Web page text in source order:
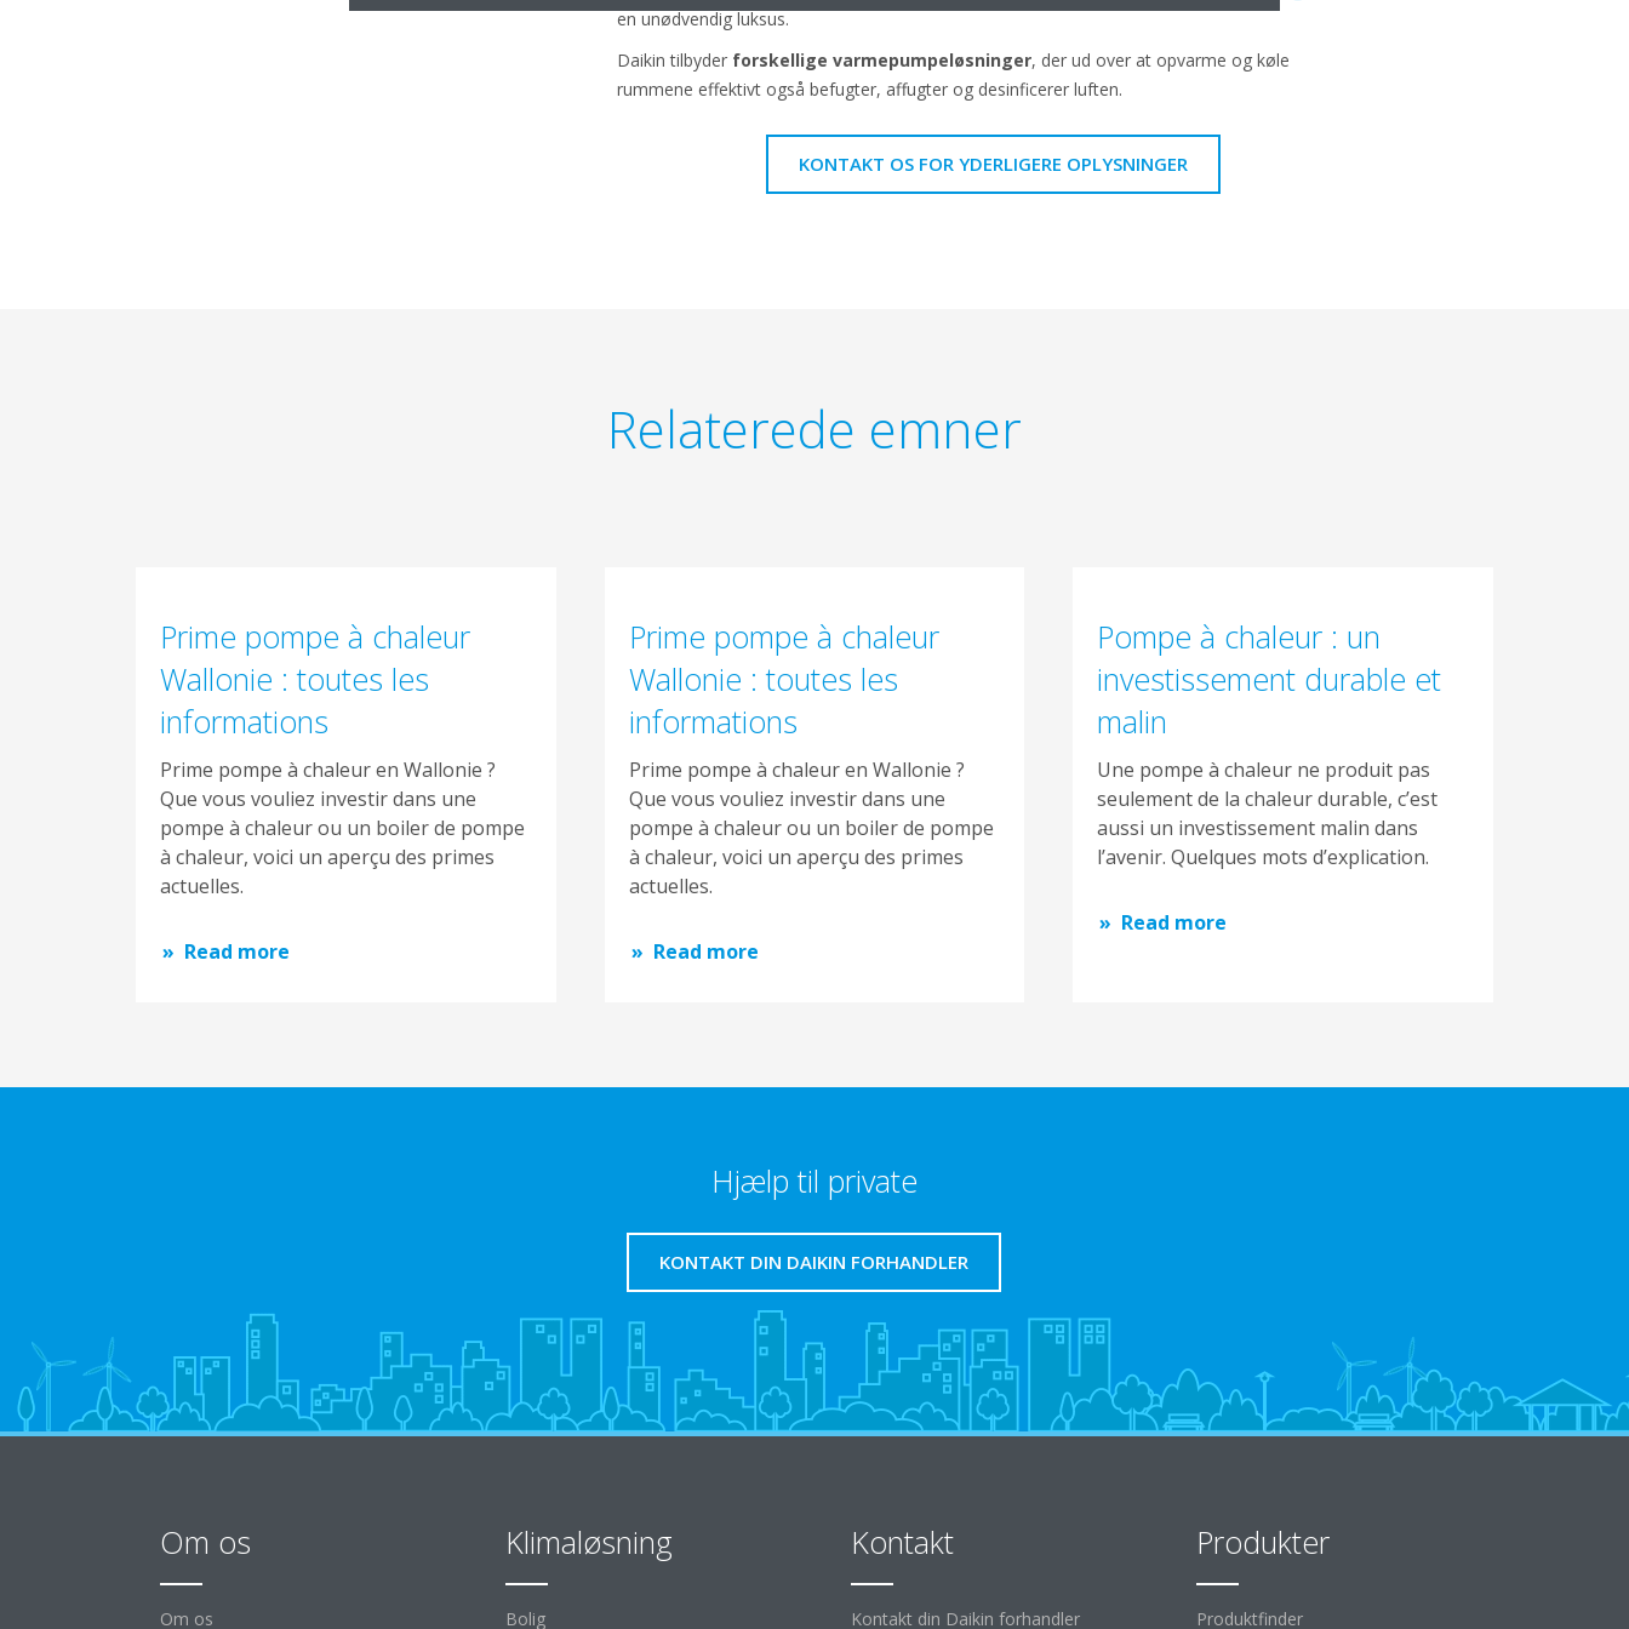
en unødvendig luksus.
Daikin tilbyder forskellige varmepumpeløsninger, der ud over at opvarme og køle
rummene effektivt også befugter, affugter og desinficerer luften.
KONTAKT OS FOR YDERLIGERE OPLYSNINGER
Relaterede emner
Prime pompe à chaleur
Wallonie : toutes les
informations
Prime pompe à chaleur en Wallonie ?
Que vous vouliez investir dans une
pompe à chaleur ou un boiler de pompe
à chaleur, voici un aperçu des primes
actuelles.
Read more
Prime pompe à chaleur
Wallonie : toutes les
informations
Prime pompe à chaleur en Wallonie ?
Que vous vouliez investir dans une
pompe à chaleur ou un boiler de pompe
à chaleur, voici un aperçu des primes
actuelles.
Read more
Pompe à chaleur : un
investissement durable et
malin
Une pompe à chaleur ne produit pas
seulement de la chaleur durable, c’est
aussi un investissement malin dans
l’avenir. Quelques mots d’explication.
Read more
Hjælp til private
KONTAKT DIN DAIKIN FORHANDLER
Om os
Om os
Klimaløsning
Bolig
Kontakt
Kontakt din Daikin forhandler
Produkter
Produktfinder